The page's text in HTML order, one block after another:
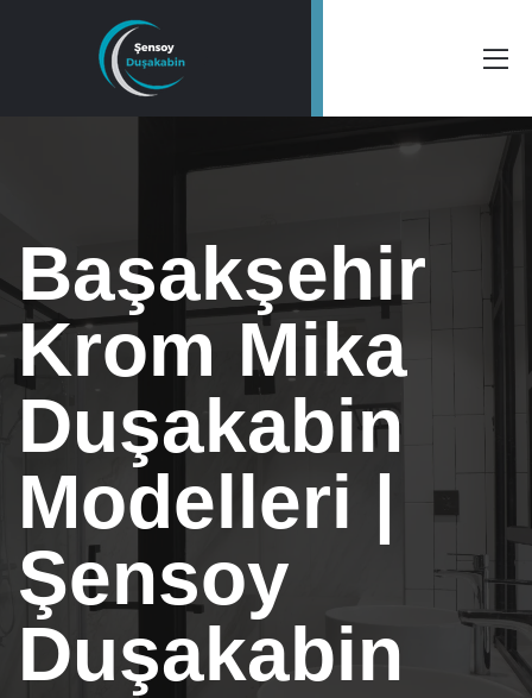
Başakşehir
Krom Mika
Duşakabin
Modelleri |
Şensoy
Duşakabin